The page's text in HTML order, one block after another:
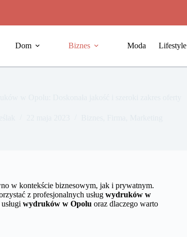
Dom Biznes Moda Lifestyle
w kontekście biznesowym, jak i prywatnym.
z profesjonalnych usług wydruków w
wydruków w Opolu oraz dlaczego warto